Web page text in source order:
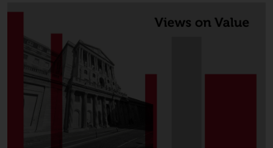
über die Teilfonds, einschließlich
der Anlageziele, Gebühren und
Ausgaben. Der Verkaufsprospekt
und andere Informationen zu den
Teilfonds werden jedoch nicht
absichtlich an Personen in
Ländern verteilt, in denen eine
solche Verteilung gegen lokale